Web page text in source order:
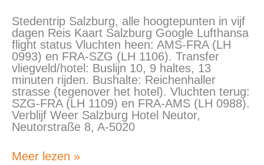
Stedentrip Salzburg, alle hoogtepunten in vijf
dagen Reis Kaart Salzburg Google Lufthansa
flight status Vluchten heen: AMS-FRA (LH
0993) en FRA-SZG (LH 1106). Transfer
vliegveld/hotel: Buslijn 10, 9 haltes, 13
minuten rijden. Bushalte: Reichenhaller
strasse (tegenover het hotel). Vluchten terug:
SZG-FRA (LH 1109) en FRA-AMS (LH 0988).
Verblijf Weer Salzburg Hotel Neutor,
Neutorstraße 8, A-5020
vijf
dagen
Meer lezen »